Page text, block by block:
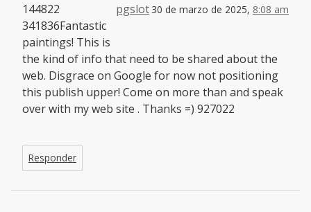
pgslot 30 de marzo de 2025, 8:08 am
144822
341836Fantastic
paintings! This is
the kind of info that need to be shared about the
web. Disgrace on Google for now not positioning
this publish upper! Come on more than and speak
over with my web site . Thanks =) 927022
Responder